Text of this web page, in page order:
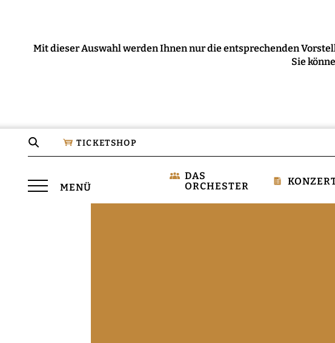
Seite
durchsuchen
TICKETSHOP
Mit dieser Auswahl werden Ihnen nur die entsprechenden
Sie
MENÜ
Menü
DAS
ORCHESTER